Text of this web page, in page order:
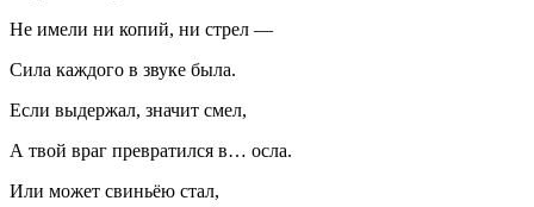
Не имели ни копий, ни стрел —
Сила каждого в звуке была.
Если выдержал, значит смел,
А твой враг превратился в… осла.
Или может свиньёю стал,